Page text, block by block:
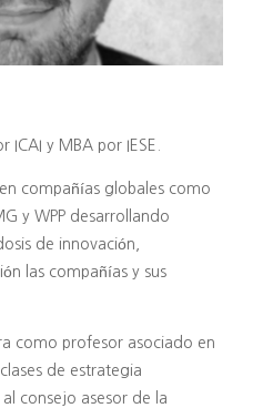
y MBA por IESE.
compañías globales como
y WPP desarrollando
de innovación,
las compañías y sus
como profesor asociado en
de estrategia
consejo asesor de la